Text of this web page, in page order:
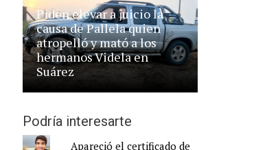
Piden elevar a juicio la
causa de Pallela quien
atropelló y mató a los
hermanos Videla en
Suárez
Podría interesarte
Apareció el certificado de